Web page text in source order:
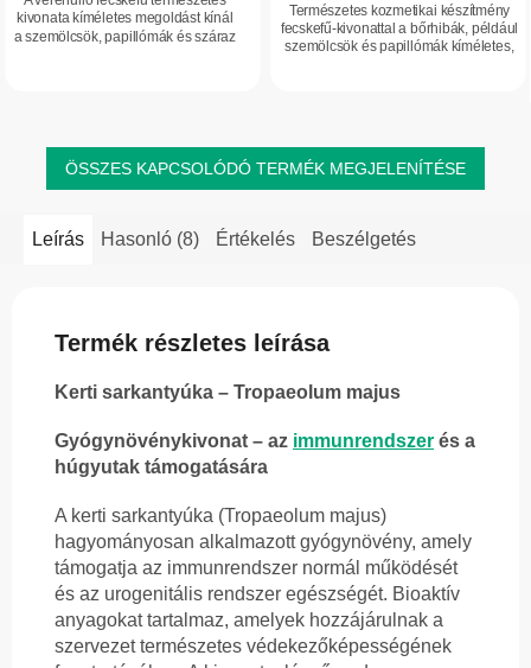
5,0
csillag.
kivonata kíméletes megoldást kínál
a szemölcsök, papillómák és száraz
5,0
csillag.
Természetes kozmetikai készítmény
fecskefű-kivonattal a bőrhibák, például
szemölcsök és papillómák kíméletes,
ÖSSZES KAPCSOLÓDÓ TERMÉK MEGJELENÍTÉSE
Leírás Hasonló (8) Értékelés Beszélgetés
Termék részletes leírása
Kerti sarkantyúka – Tropaeolum majus
Gyógynövénykivonat – az immunrendszer és a
húgyutak támogatására
A kerti sarkantyúka (Tropaeolum majus)
hagyományosan alkalmazott gyógynövény, amely
támogatja az immunrendszer normál működését
és az urogenitális rendszer egészségét. Bioaktív
anyagokat tartalmaz, amelyek hozzájárulnak a
szervezet természetes védekezőképességének